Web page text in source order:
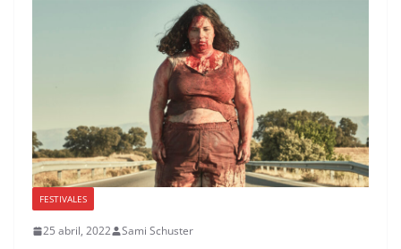
FESTIVALES
25 abril, 2022 Sami Schuster